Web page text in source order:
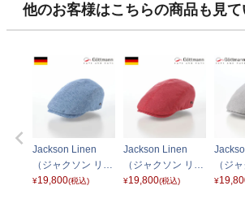
他のお客様はこちらの商品も見
Jackson Linen
（ジャクソン リネ
ン ）G2638100 ブ
¥19,800(税込)
Jackson Linen
（ジャクソン リネ
ン） G2638100 レ
¥19,800(税込)
（ジ
ン）
¥